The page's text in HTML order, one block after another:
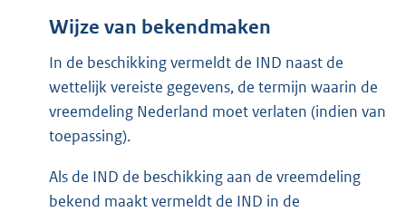
Wijze van bekendmaken
In de beschikking vermeldt de IND naast de
wettelijk vereiste gegevens, de termijn waarin de
vreemdeling Nederland moet verlaten (indien van
toepassing).
Als de IND de beschikking aan de vreemdeling
bekend maakt vermeldt de IND in de